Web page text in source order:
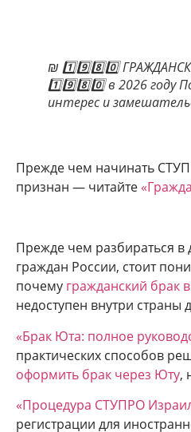
₪ 1️⃣9️⃣8️⃣0️⃣
1️⃣9️⃣8️⃣0️⃣ в 2026 году
интерес и
Прежде чем начинать
признан — читайте
Прежде чем разбираться в
граждан России, стоит
почему гражданский брак
недоступен внутри страны
«Брак Юта: полное
практических способов
оформить брак через Юту,
«Процедура СТУПРО
регистрации для